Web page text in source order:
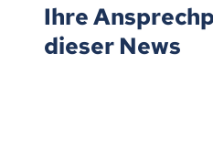
Ihre
dieser News